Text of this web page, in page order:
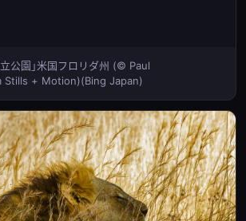
公園｣米国フロリダ州 (© Paul
Stills + Motion)(Bing Japan)